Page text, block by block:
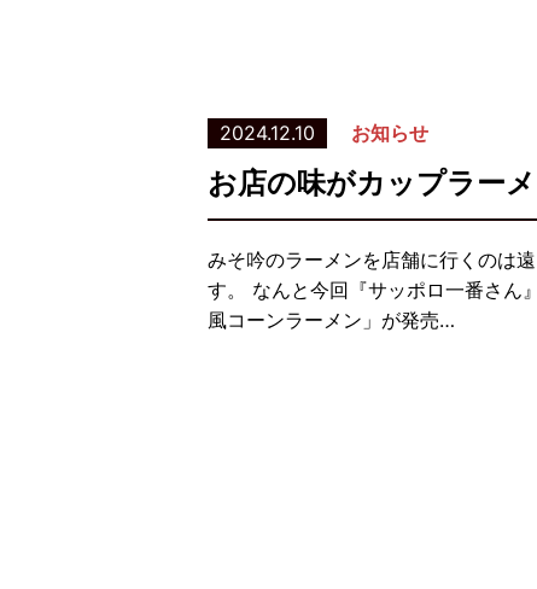
2024.12.10 お知らせ
お店の味がカップラーメ
みそ吟のラーメンを店舗に行くのは
す。 なんと今回『サッポロ一番さん
風コーンラーメン」が発売…